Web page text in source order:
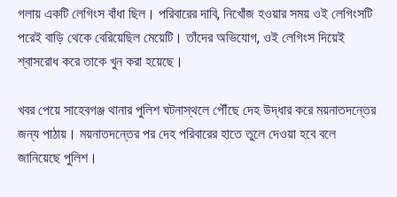
গলায় একটি লেগিংস বাঁধা ছিল। পরিবারের দাবি, নিখোঁজ হওয়ার সময় ওই লেগিংসটি
পরেই বাড়ি থেকে বেরিয়েছিল মেয়েটি। তাঁদের অভিযোগ, ওই লেগিংস দিয়েই
শ্বাসরোধ করে তাকে খুন করা হয়েছে।
খবর পেয়ে সাহেবগঞ্জ থানার পুলিশ ঘটনাস্থলে পৌঁছে দেহ উদ্ধার করে ময়নাতদন্তের
জন্য পাঠায়। ময়নাতদন্তের পর দেহ পরিবারের হাতে তুলে দেওয়া হবে বলে
জানিয়েছে পুলিশ।